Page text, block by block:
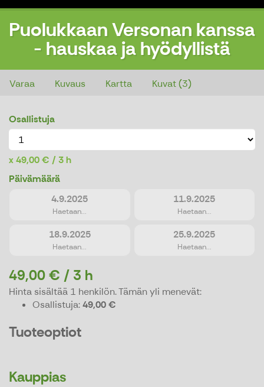
Puolukkaan Versonan kanssa
- hauskaa ja hyödyllistä
Varaa Kuvaus Kartta Kuvat (3)
Osallistuja
49,00 € / 3 h
Päivämäärä
4.9.2025
Haetaan...
11.9.2025
Haetaan...
18.9.2025
Haetaan...
25.9.2025
Haetaan...
49,00 € / 3 h
Hinta sisältää 1 henkilön.Tämän yli menevät:
Osallistuja 49,00 €
Tuoteoptiot
Kauppias